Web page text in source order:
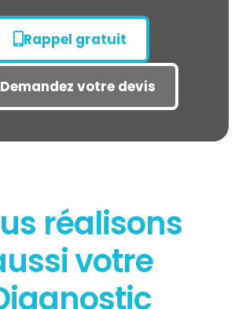
des risques
Rappel gratuit
Demandez votre devis
réalisons
votre